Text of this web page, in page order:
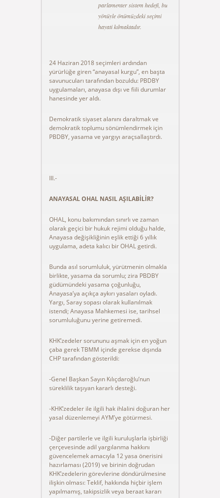
parlamenter sistem hedefi, bu
yönüyle önümüzdeki seçimi
hayati kılmaktadır.
24 Haziran 2018 seçimleri ardından
yürürlüğe giren “anayasal kurgu”, en başta
savunucuları tarafından bozuldu: PBDBY
uygulamaları, anayasa dışı ve fiili durumlar
hanesinde yer aldı.
Demokratik siyaset alanını daraltmak ve
demokratik toplumu sönümlendirmek için
PBDBY, yasama ve yargıyı araçsallaştırdı.
III.-
ANAYASAL OHAL NASIL AŞILABİLİR?
OHAL, konu bakımından sınırlı ve zaman
olarak geçici bir hukuk rejimi olduğu halde,
Anayasa değişikliğinin eşlik ettiği 6 yıllık
uygulama, adeta kalıcı bir OHAL getirdi.
Bunda asıl sorumluluk, yürütmenin olmakla
birlikte, yasama da sorumlu; zira PBDBY
güdümündeki yasama çoğunluğu,
Anayasa’ya açıkça aykırı yasaları oyladı.
Yargı, Saray sopası olarak kullanılmak
istendi; Anayasa Mahkemesi ise, tarihsel
sorumluluğunu yerine getiremedi.
KHK’zedeler sorununu aşmak için en yoğun
çaba gerek TBMM içinde gerekse dışında
CHP tarafından gösterildi:
-Genel Başkan Sayın Kılıçdaroğlu’nun
süreklilik taşıyan kararlı desteği.
-KHK’zedeler ile ilgili hak ihlalini doğuran her
yasal düzenlemeyi AYM’ye götürmesi.
-Diğer partilerle ve ilgili kuruluşlarla işbirliği
çerçevesinde adil yargılanma hakkını
güvencelemek amacıyla 12 yasa önerisini
hazırlaması (2019) ve birinin doğrudan
KHK’zedelerin görevlerine döndürülmesine
ilişkin olması: Teklif, hakkında hiçbir işlem
yapılmamış, takipsizlik veya beraat kararı